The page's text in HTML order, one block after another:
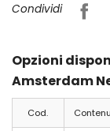
Condividi
Opzioni
Amsterdam
Cod.